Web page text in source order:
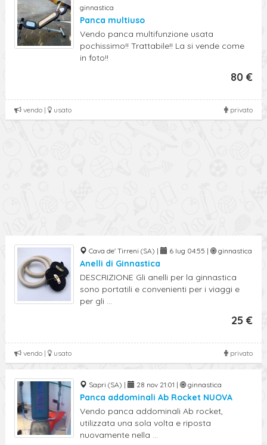
ginnastica
Panca multiuso
Vendo panca multifunzione usata
pochissimo!! Trattabile!! La si vende come
in foto!!
80 €
privato
vendo | usato
Cava de' Tirreni (SA) | 6 lug 04:55 | ginnastica
Anelli di Ginnastica
DESCRIZIONE Gli anelli per la ginnastica
sono portatili e convenienti per i viaggi e
per gli ...
25 €
privato
vendo | usato
Sapri (SA) | 28 nov 21:01 | ginnastica
Panca addominali Ab Rocket NUOVA
Vendo panca addominali Ab rocket,
utilizzata una sola volta e riposta
nuovamente nella ...